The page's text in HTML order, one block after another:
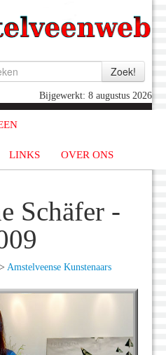
Bijgewerkt: 8 augustus 2026
LINKS OVER ONS
Schäfer -
Amstelveense Kunstenaars